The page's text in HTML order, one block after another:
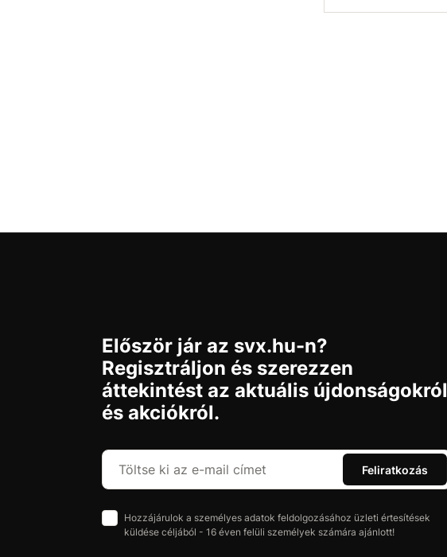
Először jár az svx.hu-n?
Regisztráljon és szerezzen
áttekintést az aktuális újdonságokról
és akciókról.
Feliratkozás
Hozzájárulok a személyes adatok feldolgozásához üzleti értesítések
küldése céljából - 16 éven felüli személyek számára ajánlott!